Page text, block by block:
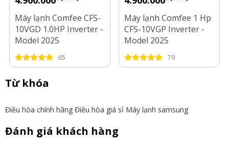
Máy lạnh Comfee CFS-
10VGD 1.0HP Inverter -
Model 2025
65
Máy lạnh Comfee 1 Hp
CFS-10VGP Inverter -
Model 2025
79
Từ khóa
Điều hòa chính hãng Điều hòa giá sỉ Máy lạnh samsung
Đánh giá khách hàng